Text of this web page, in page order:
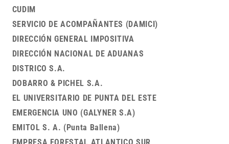
CUDIM
SERVICIO DE ACOMPAÑANTES (DAMICI)
DIRECCIÓN GENERAL IMPOSITIVA
DIRECCIÓN NACIONAL DE ADUANAS
DISTRICO S.A.
DOBARRO & PICHEL S.A.
EL UNIVERSITARIO DE PUNTA DEL ESTE
EMERGENCIA UNO (GALYNER S.A)
EMITOL S. A. (Punta Ballena)
EMPRESA FORESTAL ATLANTICO SUR